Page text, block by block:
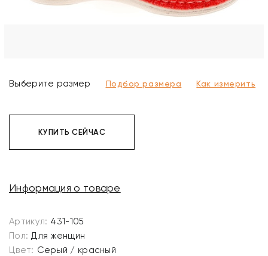
Выберите размер Подбор размера Как измерить
КУПИТЬ СЕЙЧАС
Информация о товаре
Артикул: 431-105
Пол: Для женщин
Цвет: Серый / красный